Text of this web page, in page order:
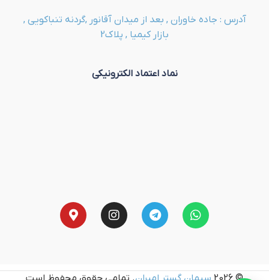
آدرس : جاده خاوران , بعد از میدان آقانور ,گردنه تنباکویی ,
بازار کیمیا , پلاک2
نماد اعتماد الکترونیکی